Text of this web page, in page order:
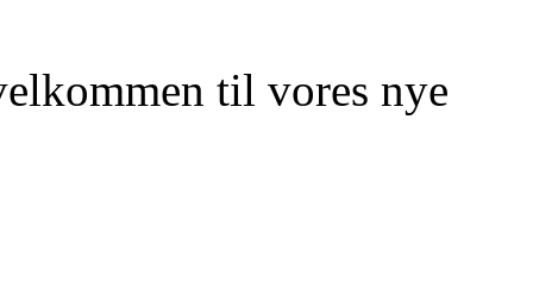
til vores nye